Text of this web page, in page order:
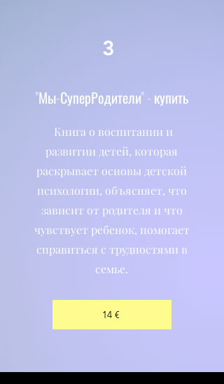
3
"Мы-СуперРодители" - купить
Книга о воспитании и
развитии детей, которая
раскрывает основы детской
психологии, объясняет, что
зависит от родителя и что
чувствует ребенок, помогает
справиться с трудностями в
семье.
14 €